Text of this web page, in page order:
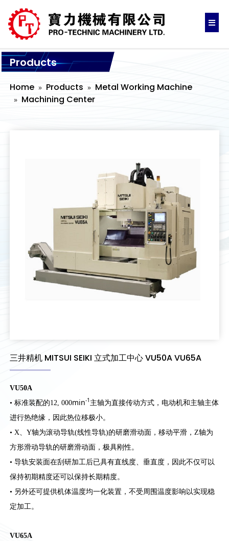
Products
Home Products
Metal Working Machine
Machining Center
三井精机 MITSUI SEIKI 立式加工中心 VU50A VU65A
VU50A
• 标准装配的12, 000min-1 主轴为直接传动方式，电动机和主轴主体
进行热绝缘，因此热位移极小。
• X、Y轴为滚动导轨(线性导轨)的研磨滑动面，移动平滑，Z轴为
方形滑动导轨的研磨滑动面，极具刚性。
• 导轨安装面在刮研加工后已具有直线度、垂直度，因此不仅可以
保持初期精度还可以保持长期精度。
• 另外还可提供机体温度均一化装置，不受周围温度影响以实现稳
定加工。
VU65A